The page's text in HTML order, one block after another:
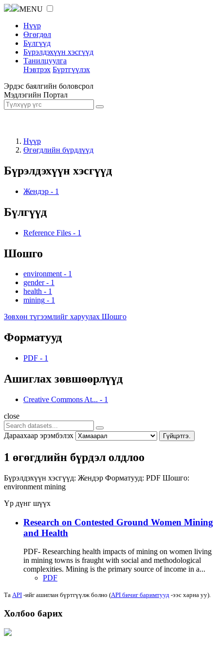
MENU
Нүүр
Өгөгдөл
Бүлгүүд
Бүрэлдэхүүн хэсгүүд
Танилцуулга
Нэвтрэх Бүртгүүлэх
Эрдэс баялгийн боловсрол
Мэдлэгийн Портал
Нүүр
Өгөгдлийн бүрдлүүд
Бүрэлдэхүүн хэсгүүд
Жендэр - 1
Бүлгүүд
Reference Files - 1
Шошго
environment - 1
gender - 1
health - 1
mining - 1
Зөвхөн түгээмлийг харуулах Шошго
Форматууд
PDF - 1
Ашиглах зөвшөөрлүүд
Creative Commons At... - 1
close
Дараахаар эрэмбэлэх Гүйцэтгэ.
1 өгөгдлийн бүрдэл олдлоо
Бүрэлдэхүүн хэсгүүд: Жендэр Форматууд: PDF Шошго:
environment mining
Үр дүнг шүүх
Research on Contested Ground Women Mining
and Health
PDF- Researching health impacts of mining on women living
in mining towns is fraught with social and methodological
complexities. Mining is the primary source of income in a...
PDF
Та API -ийг ашиглан бүртгүүлж болно (API бичиг баримтууд -ээс харна уу).
Холбоо барих